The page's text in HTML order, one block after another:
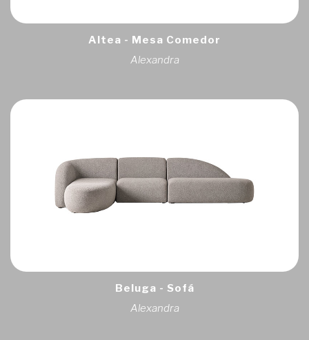
Altea - Mesa Comedor
Alexandra
Beluga - Sofá
Alexandra